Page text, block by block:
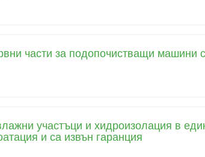
части за подопочистващи машини
участъци и хидроизолация в
и са извън гаранция